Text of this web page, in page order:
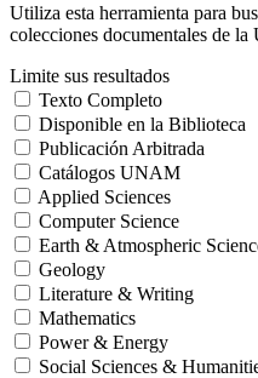
Utiliza esta herramienta para
colecciones documentales de
Limite sus resultados
Texto Completo
Disponible en la Biblioteca
Publicación Arbitrada
Catálogos UNAM
Applied Sciences
Computer Science
Earth & Atmospheric
Geology
Literature & Writing
Mathematics
Power & Energy
Social Sciences &